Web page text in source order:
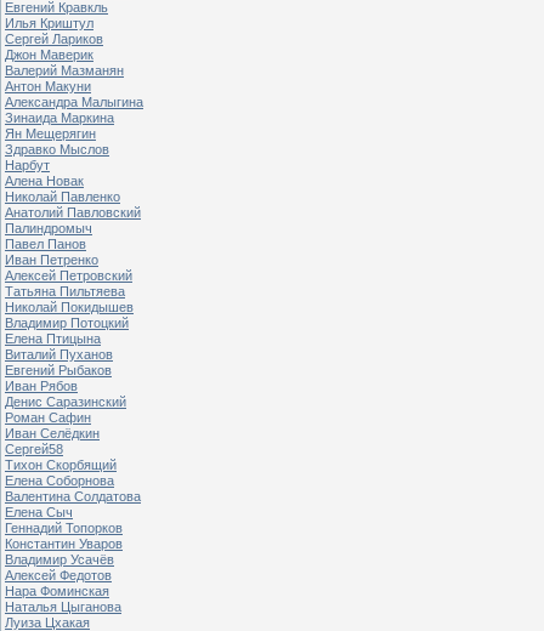
Евгений Кравкль
Илья Криштул
Сергей Лариков
Джон Маверик
Валерий Мазманян
Антон Макуни
Александра Малыгина
Зинаида Маркина
Ян Мещерягин
Здравко Мыслов
Нарбут
Алена Новак
Николай Павленко
Анатолий Павловский
Палиндромыч
Павел Панов
Иван Петренко
Алексей Петровский
Татьяна Пильтяева
Николай Покидышев
Владимир Потоцкий
Елена Птицына
Виталий Пуханов
Евгений Рыбаков
Иван Рябов
Денис Саразинский
Роман Сафин
Иван Селёдкин
Сергей58
Тихон Скорбящий
Елена Соборнова
Валентина Солдатова
Елена Сыч
Геннадий Топорков
Константин Уваров
Владимир Усачёв
Алексей Федотов
Нара Фоминская
Наталья Цыганова
Луиза Цхакая